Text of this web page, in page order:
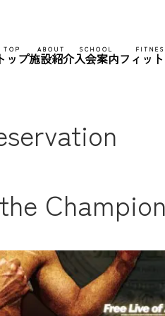
TOP
トップ
ABOUT
施設紹介
SCHOOL
入会案内フィッ